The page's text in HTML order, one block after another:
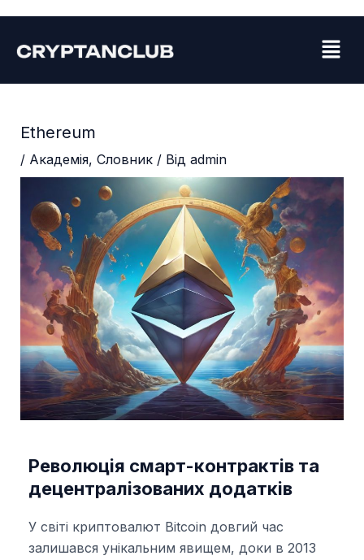
вмісту
Menu
Ethereum
/ Академія, Словник/ Від admin
Революція смарт-контрактів та
децентралізованих додатків
У світі криптовалют Bitcoin довгий час
залишався унікальним явищем, доки в 2013
запису